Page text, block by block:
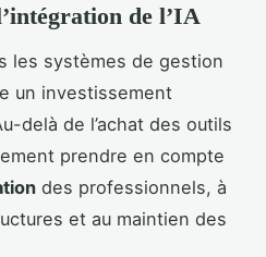
de l’IA
les systèmes de gestion
un investissement
delà de l’achat des outils
prendre en compte
des professionnels, à
et au maintien des